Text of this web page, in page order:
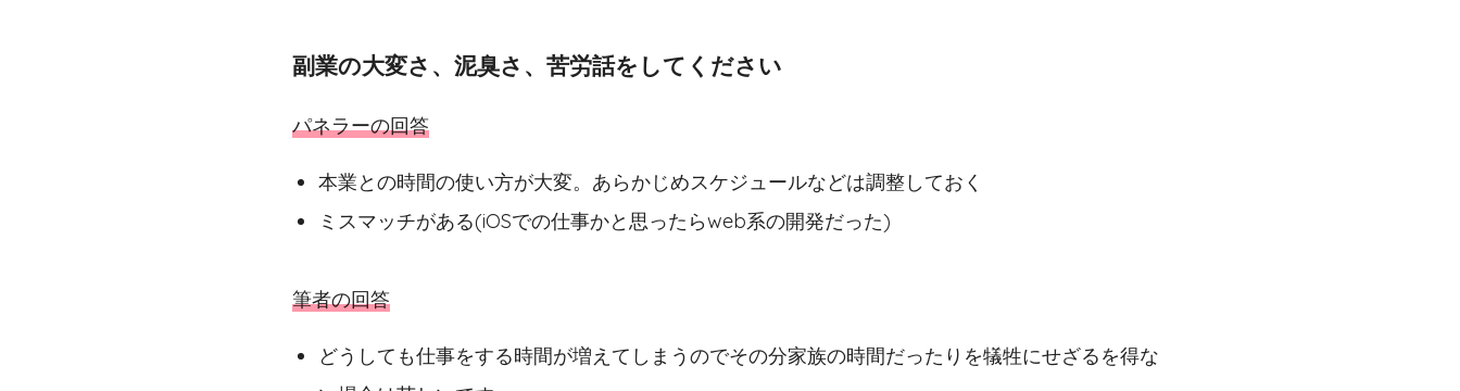
副業の大変さ、泥臭さ、苦労話をしてください
パネラーの回答
本業との時間の使い方が大変。あらかじめスケジュールなどは調整しておく
ミスマッチがある(iOSでの仕事かと思ったらweb系の開発だった)
筆者の回答
どうしても仕事をする時間が増えてしまうのでその分家族の時間だったりを犠牲にせざるを得な